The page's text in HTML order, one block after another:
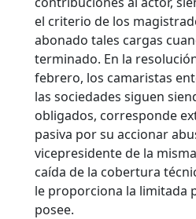
el criterio de los
abonado tales cargas
terminado. En la
febrero, los camaristas
las sociedades siguen
obligados, corresponde
pasiva por su accionar
vicepresidente de la
caída de la cobertura
le proporciona la limitada
posee.